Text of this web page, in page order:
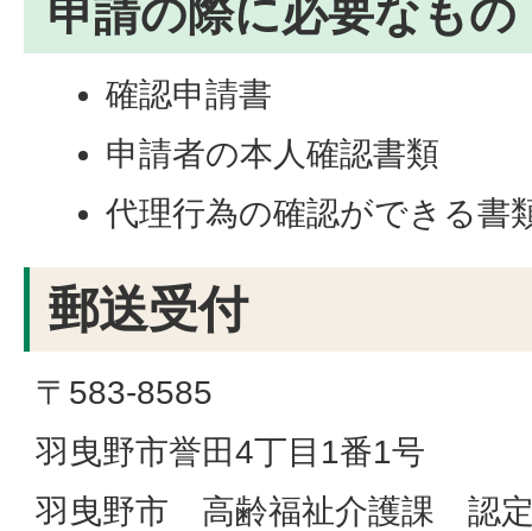
申請の際に必要なもの
確認申請書
申請者の本人確認書類
代理行為の確認ができる書
郵送受付
〒583-8585
羽曳野市誉田4丁目1番1号
羽曳野市 高齢福祉介護課 認